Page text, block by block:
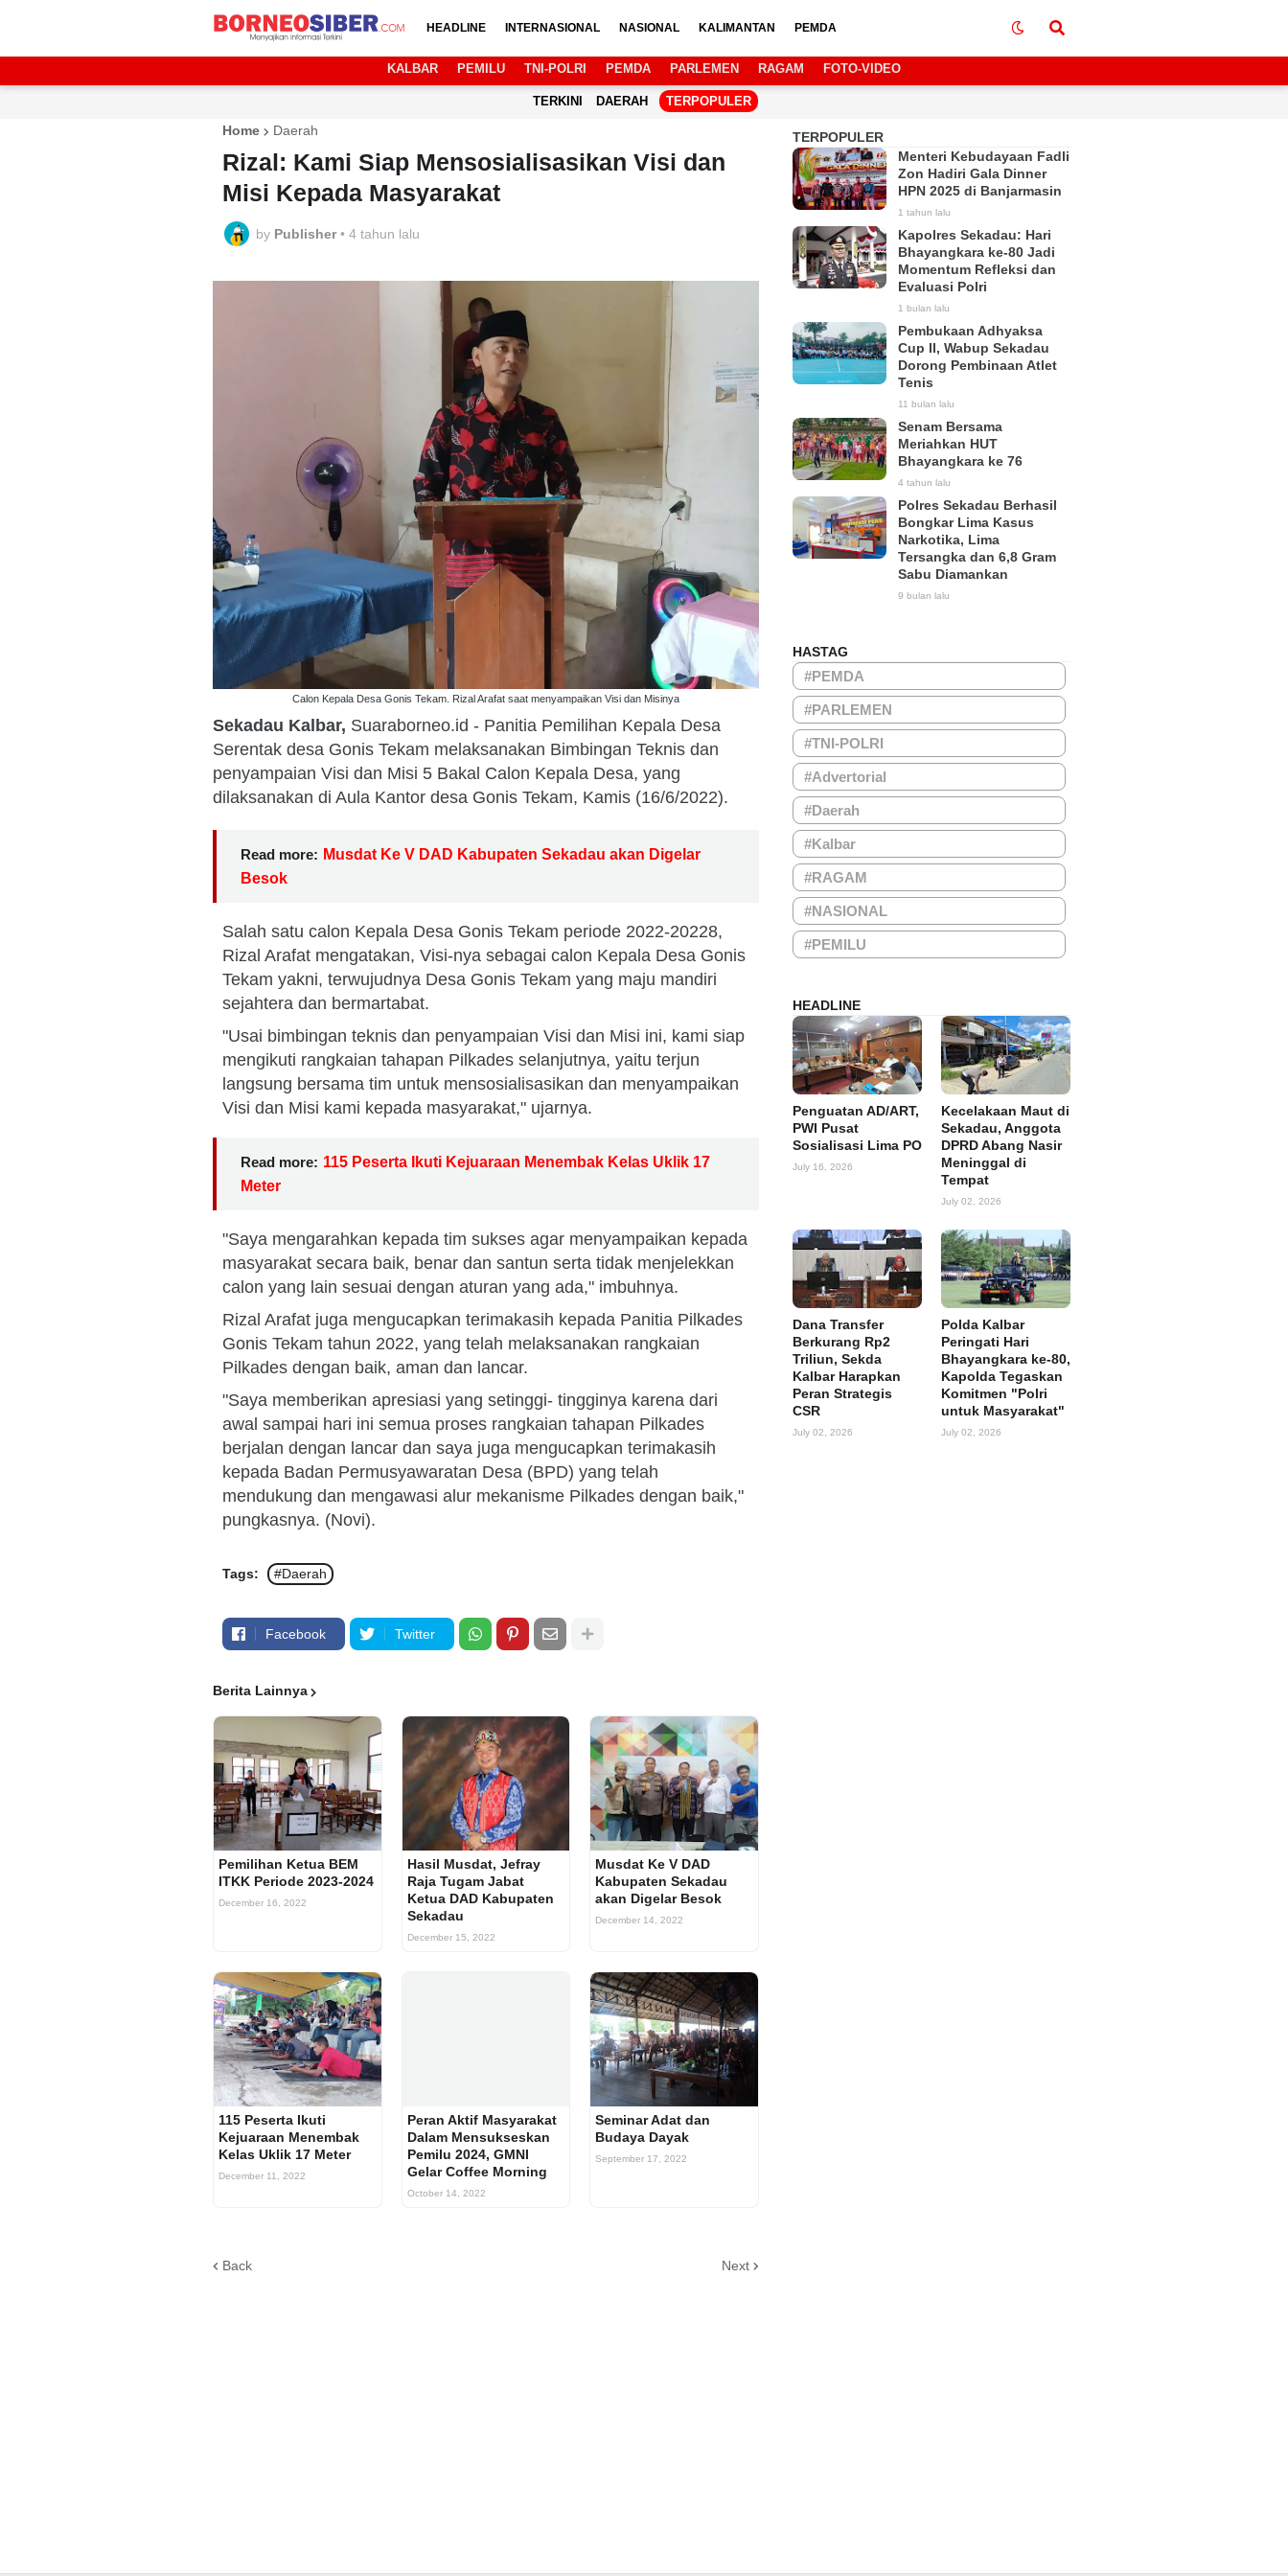
HEADLINE INTERNASIONAL NASIONAL KALIMANTAN PEMDA
KALBAR PEMILU TNI-POLRI PEMDA PARLEMEN RAGAM FOTO-VIDEO
TERKINI DAERAH TERPOPULER
Home Daerah
Rizal: Kami Siap Mensosialisasikan Visi dan
Misi Kepada Masyarakat
by Publisher • 4 tahun lalu
Calon Kepala Desa Gonis Tekam. Rizal Arafat saat menyampaikan Visi dan Misinya
Sekadau Kalbar, Suaraborneo.id - Panitia Pemilihan Kepala Desa
Serentak desa Gonis Tekam melaksanakan Bimbingan Teknis dan
penyampaian Visi dan Misi 5 Bakal Calon Kepala Desa, yang
dilaksanakan di Aula Kantor desa Gonis Tekam, Kamis (16/6/2022).
Read more: Musdat Ke V DAD Kabupaten Sekadau akan Digelar
Besok
Salah satu calon Kepala Desa Gonis Tekam periode 2022-20228,
Rizal Arafat mengatakan, Visi-nya sebagai calon Kepala Desa Gonis
Tekam yakni, terwujudnya Desa Gonis Tekam yang maju mandiri
sejahtera dan bermartabat.
"Usai bimbingan teknis dan penyampaian Visi dan Misi ini, kami siap
mengikuti rangkaian tahapan Pilkades selanjutnya, yaitu terjun
langsung bersama tim untuk mensosialisasikan dan menyampaikan
Visi dan Misi kami kepada masyarakat," ujarnya.
Read more: 115 Peserta Ikuti Kejuaraan Menembak Kelas Uklik 17
Meter
"Saya mengarahkan kepada tim sukses agar menyampaikan kepada
masyarakat secara baik, benar dan santun serta tidak menjelekkan
calon yang lain sesuai dengan aturan yang ada," imbuhnya.
Rizal Arafat juga mengucapkan terimakasih kepada Panitia Pilkades
Gonis Tekam tahun 2022, yang telah melaksanakan rangkaian
Pilkades dengan baik, aman dan lancar.
"Saya memberikan apresiasi yang setinggi- tingginya karena dari
awal sampai hari ini semua proses rangkaian tahapan Pilkades
berjalan dengan lancar dan saya juga mengucapkan terimakasih
kepada Badan Permusyawaratan Desa (BPD) yang telah
mendukung dan mengawasi alur mekanisme Pilkades dengan baik,"
pungkasnya. (Novi).
Tags: #Daerah
Facebook Twitter
Berita Lainnya
Pemilihan Ketua BEM
ITKK Periode 2023-2024
December 16, 2022
Hasil Musdat, Jefray
Raja Tugam Jabat
Ketua DAD Kabupaten
Sekadau
December 15, 2022
Musdat Ke V DAD
Kabupaten Sekadau
akan Digelar Besok
December 14, 2022
115 Peserta Ikuti
Kejuaraan Menembak
Kelas Uklik 17 Meter
December 11, 2022
Peran Aktif Masyarakat
Dalam Mensukseskan
Pemilu 2024, GMNI
Gelar Coffee Morning
October 14, 2022
Seminar Adat dan
Budaya Dayak
September 17, 2022
Back Next
TERPOPULER
Menteri Kebudayaan Fadli
Zon Hadiri Gala Dinner
HPN 2025 di Banjarmasin
1 tahun lalu
Kapolres Sekadau: Hari
Bhayangkara ke-80 Jadi
Momentum Refleksi dan
Evaluasi Polri
1 bulan lalu
Pembukaan Adhyaksa
Cup II, Wabup Sekadau
Dorong Pembinaan Atlet
Tenis
11 bulan lalu
Senam Bersama
Meriahkan HUT
Bhayangkara ke 76
4 tahun lalu
Polres Sekadau Berhasil
Bongkar Lima Kasus
Narkotika, Lima
Tersangka dan 6,8 Gram
Sabu Diamankan
9 bulan lalu
HASTAG
#PEMDA
#PARLEMEN
#TNI-POLRI
#Advertorial
#Daerah
#Kalbar
#RAGAM
#NASIONAL
#PEMILU
HEADLINE
Penguatan AD/ART,
PWI Pusat
Sosialisasi Lima PO
July 16, 2026
Kecelakaan Maut di
Sekadau, Anggota
DPRD Abang Nasir
Meninggal di
Tempat
July 02, 2026
Dana Transfer
Berkurang Rp2
Triliun, Sekda
Kalbar Harapkan
Peran Strategis
CSR
July 02, 2026
Polda Kalbar
Peringati Hari
Bhayangkara ke-80,
Kapolda Tegaskan
Komitmen "Polri
untuk Masyarakat"
July 02, 2026